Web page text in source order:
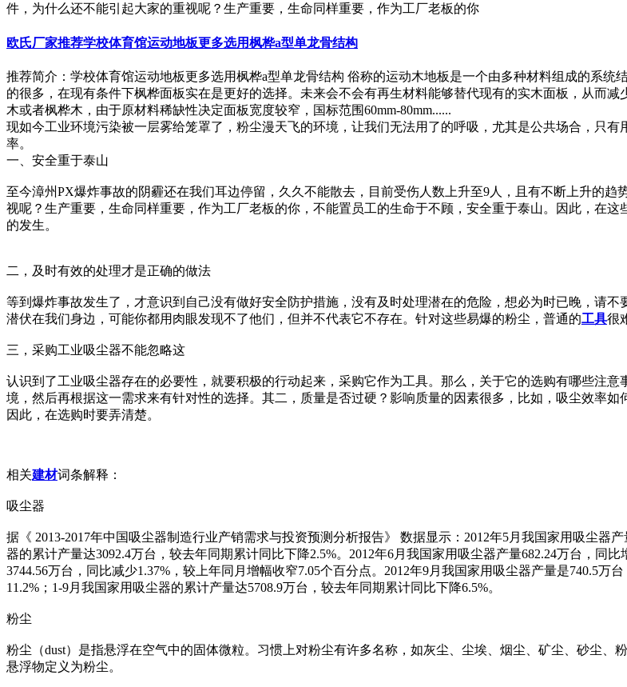
件，为什么还不能引起大家的重视呢？生产重要，生命同样重要，作为工厂老板的你
欧氏厂家推荐学校体育馆运动地板更多选用枫桦a型单龙骨结构
推荐简介：学校体育馆运动地板更多选用枫桦a型单龙骨结构 俗称的运动木地板是一个由多种材料组成的系
的很多，在现有条件下枫桦面板实在是更好的选择。未来会不会有再生材料能够替代现有的实木面板，从而
木或者枫桦木，由于原材料稀缺性决定面板宽度较窄，国标范围60mm-80mm......
现如今工业环境污染被一层雾给笼罩了，粉尘漫天飞的环境，让我们无法用了的呼吸，尤其是公共场合，只
率。
一、安全重于泰山
至今漳州PX爆炸事故的阴霾还在我们耳边停留，久久不能散去，目前受伤人数上升至9人，且有不断上升的
视呢？生产重要，生命同样重要，作为工厂老板的你，不能置员工的生命于不顾，安全重于泰山。因此，在
的发生。
二，及时有效的处理才是正确的做法
等到爆炸事故发生了，才意识到自己没有做好安全防护措施，没有及时处理潜在的危险，想必为时已晚，请
潜伏在我们身边，可能你都用肉眼发现不了他们，但并不代表它不存在。针对这些易爆的粉尘，普通的工具很
三，采购工业吸尘器不能忽略这
认识到了工业吸尘器存在的必要性，就要积极的行动起来，采购它作为工具。那么，关于它的选购有哪些注
境，然后再根据这一需求来有针对性的选择。其二，质量是否过硬？影响质量的因素很多，比如，吸尘效率
因此，在选购时要弄清楚。
相关建材词条解释：
吸尘器
据《 2013-2017年中国吸尘器制造行业产销需求与投资预测分析报告》 数据显示：2012年5月我国家用吸尘器
器的累计产量达3092.4万台，较去年同期累计同比下降2.5%。2012年6月我国家用吸尘器产量682.24万台，同
3744.56万台，同比减少1.37%，较上年同月增幅收窄7.05个百分点。2012年9月我国家用吸尘器产量是740.5万
11.2%；1-9月我国家用吸尘器的累计产量达5708.9万台，较去年同期累计同比下降6.5%。
粉尘
粉尘（dust）是指悬浮在空气中的固体微粒。习惯上对粉尘有许多名称，如灰尘、尘埃、烟尘、矿尘、砂尘
悬浮物定义为粉尘。